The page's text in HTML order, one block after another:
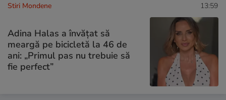
Stiri Mondene 13:59
Adina Halas a învățat să
meargă pe bicicletă la 46 de
ani: „Primul pas nu trebuie să
fie perfect”